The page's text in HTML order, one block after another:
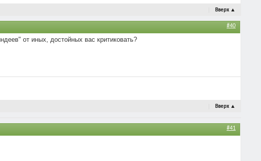
Вверх ▲
#40
от иных, достойных вас критиковать?
Вверх ▲
#41